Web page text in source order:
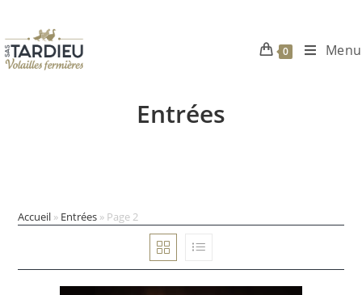
0 Menu
Entrées
Accueil » Entrées » Page 2